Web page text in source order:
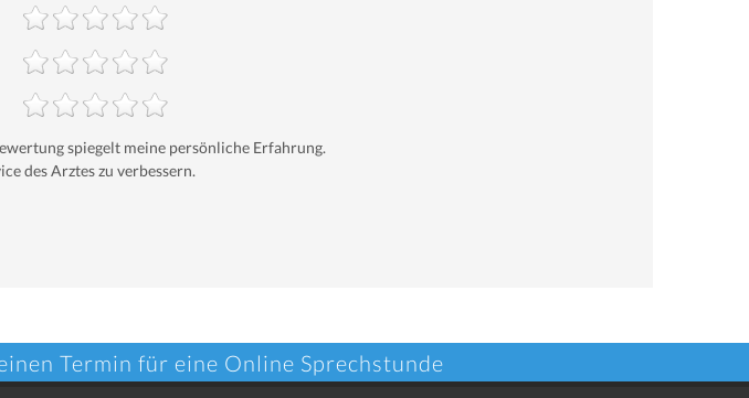
spiegelt meine persönliche Erfahrung.
des Arztes zu verbessern.
Termin für eine Online Sprechstunde